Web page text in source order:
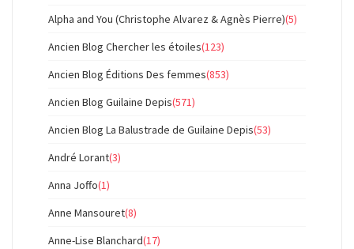
Alpha and You (Christophe Alvarez & Agnès Pierre)(5)
Ancien Blog Chercher les étoiles(123)
Ancien Blog Éditions Des femmes(853)
Ancien Blog Guilaine Depis(571)
Ancien Blog La Balustrade de Guilaine Depis(53)
André Lorant(3)
Anna Joffo(1)
Anne Mansouret(8)
Anne-Lise Blanchard(17)